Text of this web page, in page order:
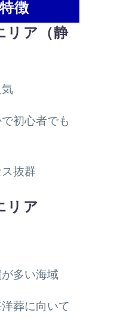
徴
リア（静
初心者でも
抜群
リア
多い海域
葬に向いて